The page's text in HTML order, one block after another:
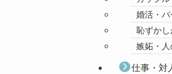
婚活・
恥ずか
嫉妬・
仕事・対